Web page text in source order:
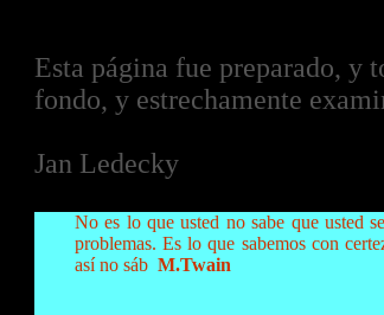
Esta página fue preparado, y
fondo, y estrechamente
Jan Ledecky
No es lo que usted no sabe que usted
problemas. Es lo que sabemos con
así no sáb M.Twain